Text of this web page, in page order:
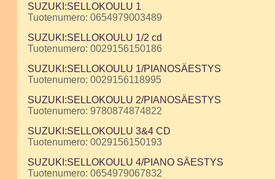
SUZUKI:SELLOKOULU 1
Tuotenumero: 0654979003489
SUZUKI:SELLOKOULU 1/2 cd
Tuotenumero: 0029156150186
SUZUKI:SELLOKOULU 1/PIANOSÄESTYS
Tuotenumero: 0029156118995
SUZUKI:SELLOKOULU 2/PIANOSÄESTYS
Tuotenumero: 9780874874822
SUZUKI:SELLOKOULU 3&4 CD
Tuotenumero: 0029156150193
SUZUKI:SELLOKOULU 4/PIANO SÄESTYS
Tuotenumero: 0654979067832